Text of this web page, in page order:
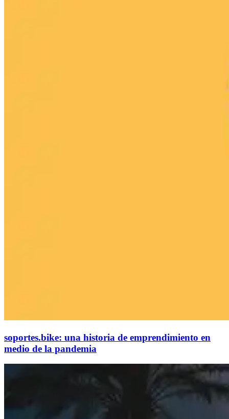
soportes.bike: una historia de emprendimiento en
medio de la pandemia